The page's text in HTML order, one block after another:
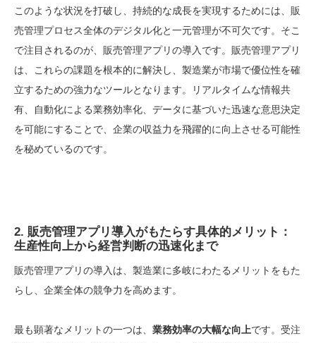
このような状況を打破し、持続的な成長を実現するためには、販
売管理プロセス全体のデジタル化と一元管理が不可欠です。そこ
で注目されるのが、販売管理アプリの導入です。販売管理アプリ
は、これらの課題を根本的に解決し、製造業が市場で優位性を確
立するための強力なツールとなります。リアルタイムな情報共
有、自動化による業務効率化、データに基づいた迅速な意思決定
を可能にすることで、企業の収益力を飛躍的に向上させる可能性
を秘めているのです。
2. 販売管理アプリ導入がもたらす具体的メリット：
生産性向上から経営判断の迅速化まで
販売管理アプリの導入は、製造業に多岐にわたるメリットをもた
らし、企業全体の競争力を高めます。
最も顕著なメリットの一つは、 業務効率の大幅な向上です。受注